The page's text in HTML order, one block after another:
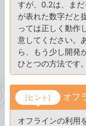
すが、0.2は、ま
が表れた数字だと
っては正しく動作
意してください。
ら、もう少し開発
ひとつの方法です。
[ヒント] オフ
オフラインの利用